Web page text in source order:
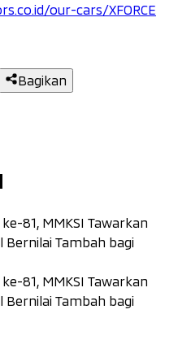
our-cars/XFORCE
Bagikan
81, MMKSI Tawarkan
Bernilai Tambah bagi
81, MMKSI Tawarkan
Bernilai Tambah bagi